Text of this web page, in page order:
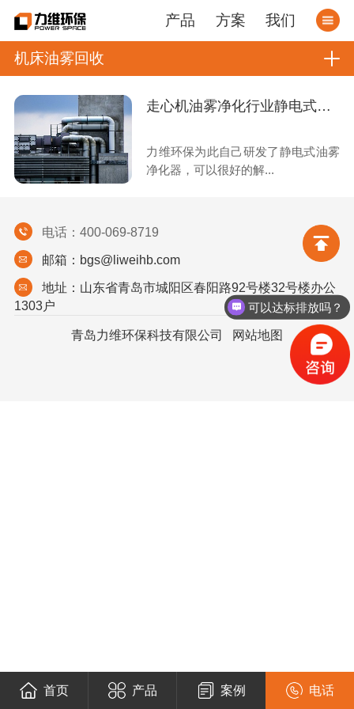
产品 方案 我们
机床油雾回收
走心机油雾净化行业静电式油雾净化器解决方案
力维环保为此自己研发了静电式油雾
净化器，可以很好的解...
电话：400-069-8719
邮箱：bgs@liweihb.com
地址：山东省青岛市城阳区春阳路92号楼32号楼办公
1303户
青岛力维环保科技有限公司 网站地图
首页 产品 案例 电话
可以达标排放吗？